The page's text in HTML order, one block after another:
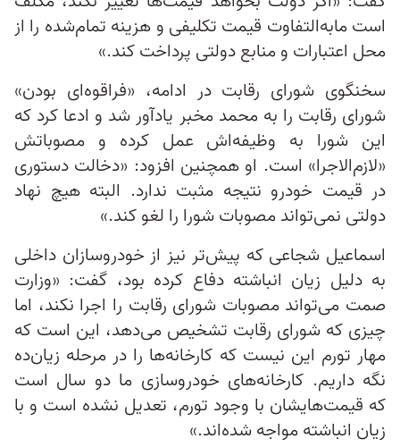
است مابه‌التفاوت قیمت تکلیفی و هزینه تمام‌شده را از
محل اعتبارات و منابع دولتی پرداخت کند.»
سخنگوی شورای رقابت در ادامه، «فراقوه‌ای بودن»
شورای رقابت را به محمد مخبر یادآور شد و ادعا کرد که
این شورا به وظیفه‌اش عمل کرده و مصوباتش
«لازم‌الاجرا» است. او همچنین افزود: «دخالت دستوری
در قیمت خودرو نتیجه مثبت ندارد. البته هیچ نهاد
دولتی نمی‌تواند مصوبات شورا را لغو کند.»
اسماعیل شجاعی که پیش‌تر نیز از خودروسازان داخلی
به دلیل زیان انباشته دفاع کرده بود، گفت: «وزارت
صمت می‌تواند مصوبات شورای رقابت را اجرا نکند، اما
چیزی که شورای رقابت تشخیص می‌دهد، این است که
مهار تورم این نیست که کارخانه‌ها را در مرحله زیان‌ده
نگه داریم. کارخانه‌های خودروسازی ما دو سال است
که قیمت‌هایشان با وجود تورم، تعدیل نشده است و با
زیان انباشته مواجه شده‌اند.»